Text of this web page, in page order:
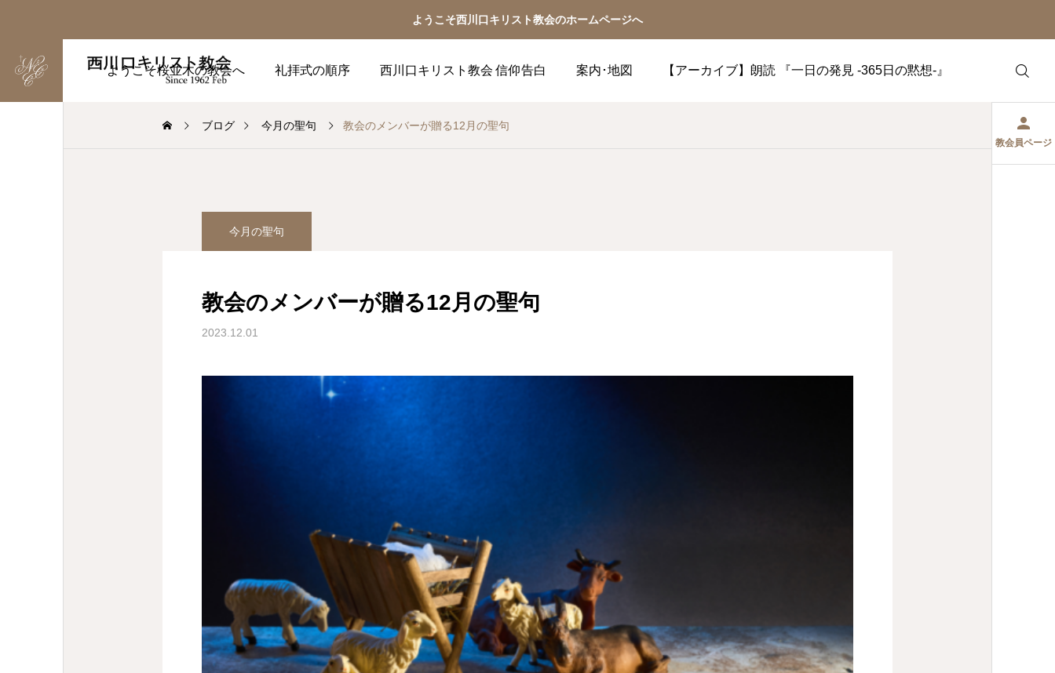
ようこそ西川口キリスト教会のホームページへ
ようこそ桜並木の教会へ 礼拝式の順序 西川口キリスト教会 信仰告白 案内･地図 【アーカイブ】朗読 『一日の発見 -365日の黙想-』
教会員ページ
ブログ 今月の聖句 教会のメンバーが贈る12月の聖句
今月の聖句
教会のメンバーが贈る12月の聖句
2023.12.01